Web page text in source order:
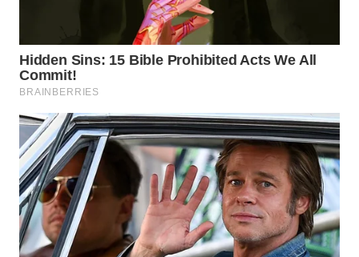
WN
MAJALENGKA
SUBANG
WN
SUKABUMI
WN
PURWAKARTA